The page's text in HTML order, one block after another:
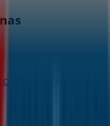
S-N, Quintanilla de